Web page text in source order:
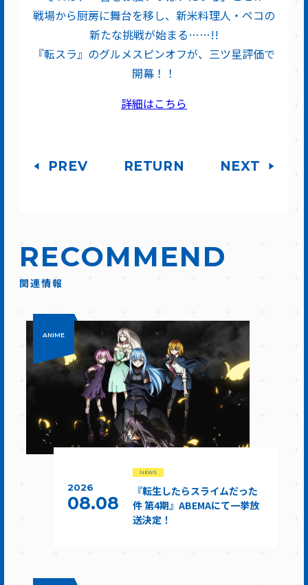
戦場から厨房に舞台を移し、新米料理人・ペコの
新たな挑戦が始まる……!!
『転スラ』のグルメスピンオフが、三ツ星評価で
開幕！！
詳細はこちら
PREV RETURN NEXT
RECOMMEND
関連情報
ANIME
2026
08.08
NEWS
『転生したらスライムだった
件 第4期』ABEMAにて一挙放
送決定！